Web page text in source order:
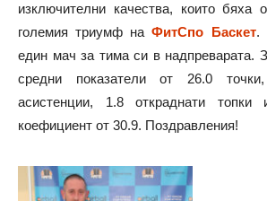
изключителни качества, които бяха
големия триумф наФитСпо Баскет.
един мач за тима си в надпреварата.
средни показатели от 26.0
асистенции, 1.8 откраднати
коефициент от 30.9. Поздравления!